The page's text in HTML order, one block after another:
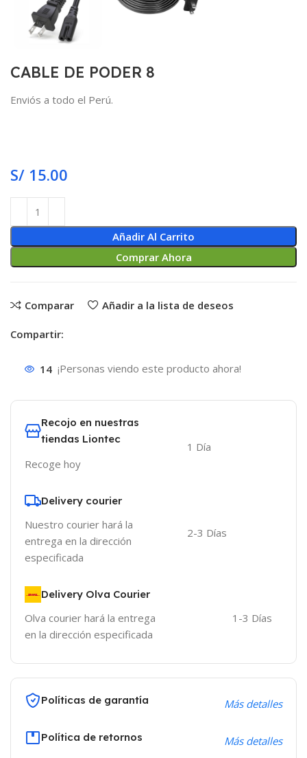
CABLE DE PODER 8
Enviós a todo el Perú.
S/ 15.00
Añadir Al Carrito
Comprar Ahora
Comparar Añadir a la lista de deseos
Compartir:
14 ¡Personas viendo este producto ahora!
Recojo en nuestras
tiendas Liontec
Recoge hoy
1 Día
Delivery courier
Nuestro courier hará la
entrega en la dirección
especificada
2-3 Días
Delivery Olva Courier
Olva courier hará la entrega
en la dirección especificada
1-3 Días
Políticas de garantía Más detalles
Política de retornos Más detalles